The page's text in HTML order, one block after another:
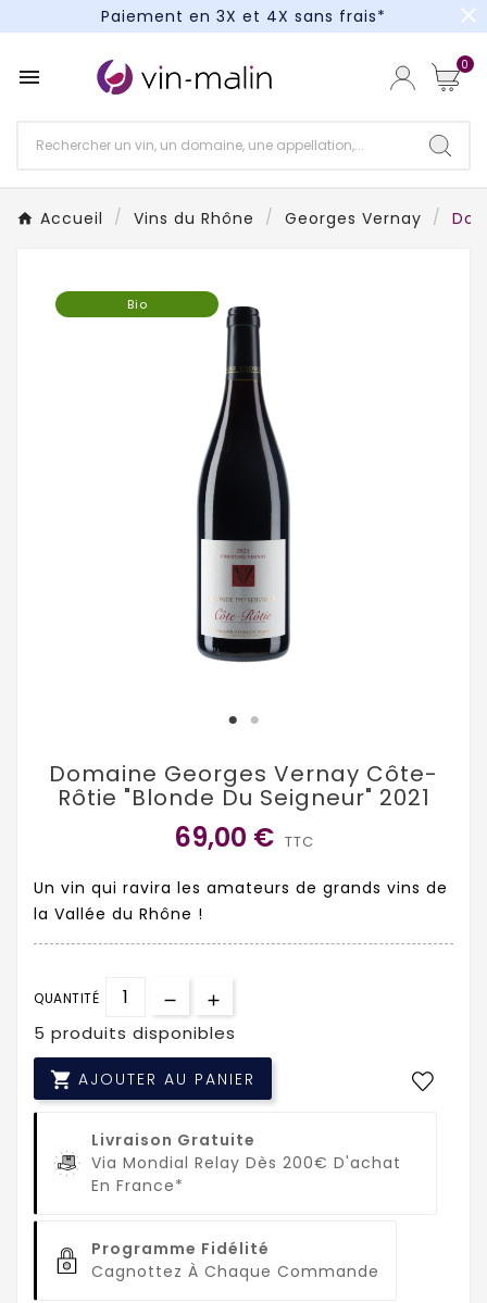
Paiement en 3X et 4X sans frais*
Paiement en 3X et 4X sans frais*
close
 0
Accueil Vins du Rhône Georges Vernay
Bio
Domaine Georges Vernay Côte-
Rôtie "Blonde Du Seigneur" 2021
69,00 € TTC
Un vin qui ravira les amateurs de grands vins de
la Vallée du Rhône !
QUANTITÉ
5 produits disponibles
 AJOUTER AU PANIER
Livraison Gratuite
Via Mondial Relay Dès 200€ D'achat
En France*
Programme Fidélité
Cagnottez À Chaque Commande